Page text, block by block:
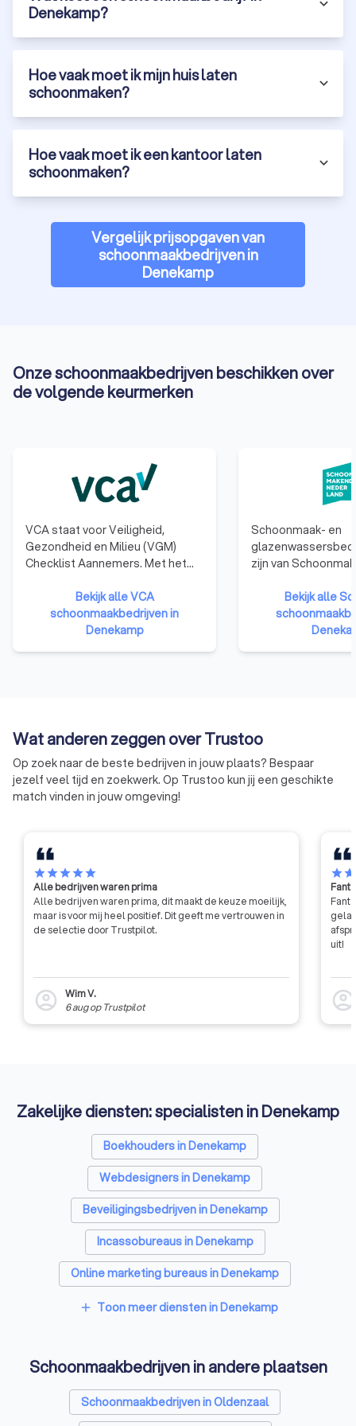
Denekamp?
Hoe vaak moet ik mijn huis laten
schoonmaken?
Hoe vaak moet ik een kantoor laten
schoonmaken?
Vergelijk prijsopgaven van
schoonmaakbedrijven in
Denekamp
Onze schoonmaakbedrijven beschikken over
de volgende keurmerken
VCA staat voor Veiligheid,
Gezondheid en Milieu (VGM)
Checklist Aannemers. Met het
laten bedrijven zien dat ze kennis
en ervaring hebben op het
gebied van veilig en gezond
Bekijk alle VCA
schoonmaakbedrijven in
Denekamp
Schoonmaak- en
zijn van
het Keurmerk
keurmerk staat
professionaliteit
Bekijk alle
Wat anderen zeggen over Trustoo
Op zoek naar de beste bedrijven in jouw plaats? Bespaar
jezelf veel tijd en zoekwerk. Op Trustoo kun jij een geschikte
match vinden in jouw omgeving!
starstarstarstarstar
Alle bedrijven waren prima
Alle bedrijven waren prima, dit maakt de keuze moeilijk,
maar is voor mij heel positief. Dit geeft me vertrouwen in
de selectie door Trustpilot.
account_circle
Wim V.
6 augop Trustpilot
starstar
uit!
account_circle
Zakelijke diensten: specialisten in Denekamp
Boekhouders in Denekamp
Webdesigners in Denekamp
Beveiligingsbedrijven in Denekamp
Incassobureaus in Denekamp
Online marketing bureaus in Denekamp
Tekstschrijvers in Denekamp
SEO-specialisten in Denekamp
Grafisch ontwerpers in Denekamp
add Toon meer diensten in Denekamp
Schoonmaakbedrijven in andere plaatsen
Schoonmaakbedrijven in Oldenzaal